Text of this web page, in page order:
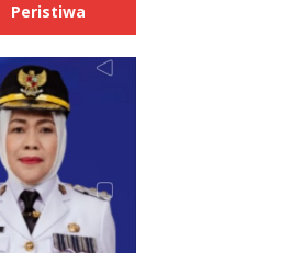
Peristiwa